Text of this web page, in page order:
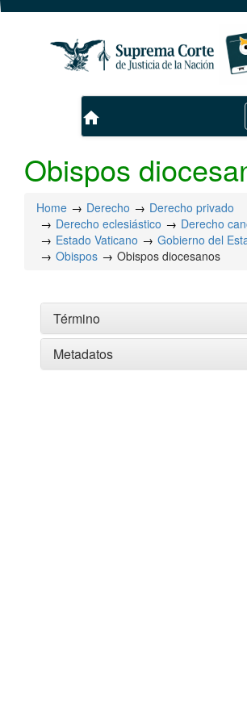
home
Obispos
Home Derecho
Derecho privado
Derecho eclesiástico
Derecho
Estado Vaticano
Gobierno del
Obispos
Obispos diocesanos
Término
Metadatos